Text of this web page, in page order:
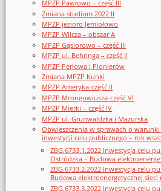
MPZP Pawłowo – część III
Zmiana studium 2022 II
MPZP jezioro Jemiołowo
MPZP Wilcza – obszar A
MPZP Gąsiorowo – część III
MPZP ul. Behringa – część II
MPZP Perłowa i Pionierów
Zmiana MPZP Kunki
MPZP Ameryka-część II
MPZP Mrongowiusza-część VI
MPZP Mierki – część IV
MPZP ul. Grunwaldzka i Mazurska
Obwieszczenia w sprawach o
inwestycji celu publicznego – rok
ZBG.6733.1.2022 Inwestycja celu
Ostródzka – Budowa
ZBG.6733.2.2022 Inwestycja celu
Budowa elektroenergetycznej sieci
ZBG.6733.3.2022 Inwestycja celu